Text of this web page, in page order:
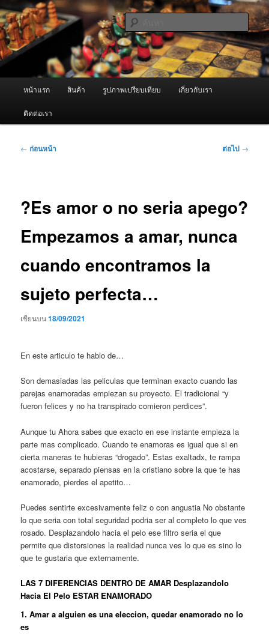
ข้าม
ไป
ยัง
เนื้อหา
หลัก ผู้นำเข้าเครื่องพ่นหมอกควัน Best
Fogger / Fogger One และ อะไหล่
จำหน่ายเครื่องพ่นหมอกควัน คุณภาพดี บริการด้วยความจริงใจ
ค้นหา
หน้าแรก สินค้า รูปภาพเปรียบเทียบ เกี่ยวกับเรา
ติดต่อเรา
เมนู
← ก่อนหน้า ต่อไป →
?Es amor o no seri­a apego?
Empezamos a amar, nunca
cuando encontramos la
sujeto perfecta…
เขียนบน18/09/2021
En este articulo te hablo de…
Son demasiadas las peliculas que terminan exacto cuando las
parejas enamoradas empiezan su proyecto. El tradicional “y
fueron felices y no ha transpirado comieron perdices”.
Aunque tu Ahora sabes que exacto en ese instante empieza la
parte mas complicado. Cuando te enamoras es igual que si en
cierta maneras te hubieras “drogado”. Estas exaltadx, te rampa
acostarse, separado piensas en la cristiano sobre la que te has
enamorado, pierdes el apetito…
Puedes sentirte excesivamente feliz o con angustia No obstante
lo que seri­a con total seguridad podri­a ser al completo lo que ves
rosado. Desplazandolo hacia el pelo ese filtro seri­a el que
permite que distorsiones la realidad nunca ves lo que es sino lo
que te gustaria que externamente.
LAS 7 DIFERENCIAS DENTRO DE AMAR Desplazandolo
Hacia El Pelo ESTAR ENAMORADO
1. Amar a alguien es una eleccion, quedar enamorado no lo
es